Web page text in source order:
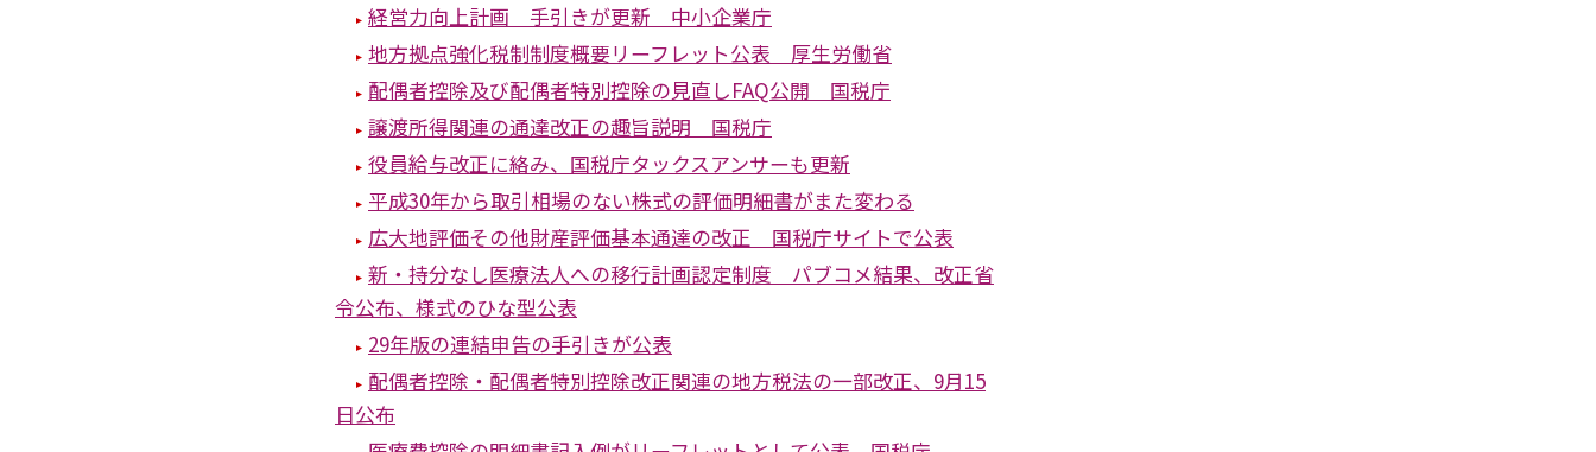
経営力向上計画 手引きが更新 中小企業庁
地方拠点強化税制制度概要リーフレット公表 厚生労働省
配偶者控除及び配偶者特別控除の見直しFAQ公開 国税庁
譲渡所得関連の通達改正の趣旨説明 国税庁
役員給与改正に絡み、国税庁タックスアンサーも更新
平成30年から取引相場のない株式の評価明細書がまた変わる
広大地評価その他財産評価基本通達の改正 国税庁サイトで公表
新・持分なし医療法人への移行計画認定制度 パブコメ結果、改正省
令公布、様式のひな型公表
29年版の連結申告の手引きが公表
配偶者控除・配偶者特別控除改正関連の地方税法の一部改正、9月15
日公布